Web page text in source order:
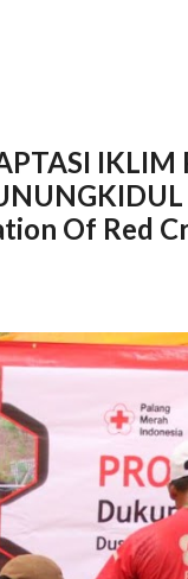
IKLIM
Of Red